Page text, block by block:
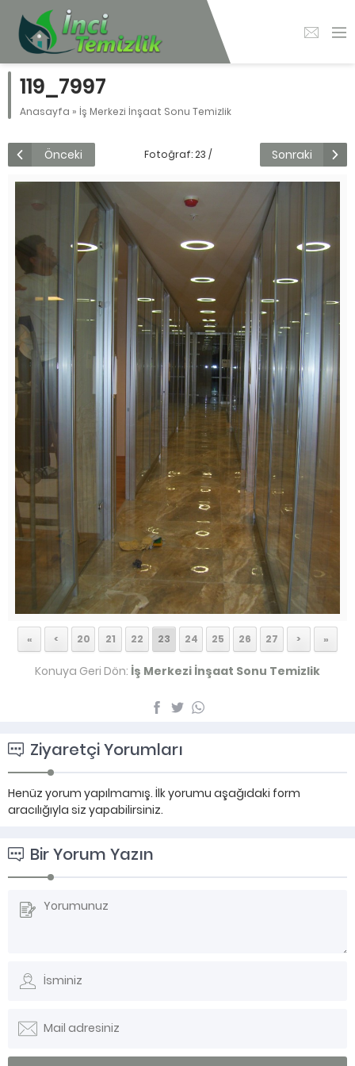
119_7997
Anasayfa » İş Merkezi İnşaat Sonu Temizlik
Önceki
Fotoğraf: 23 /
Sonraki
« < 20 21 22 23 24 25 26 27 > »
Konuya Geri Dön: İş Merkezi İnşaat Sonu Temizlik
Ziyaretçi Yorumları
Henüz yorum yapılmamış. İlk yorumu aşağıdaki form
aracılığıyla siz yapabilirsiniz.
Bir Yorum Yazın